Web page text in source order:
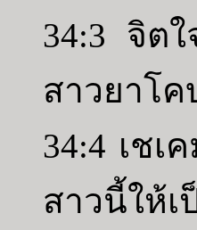
34:3 จิต
สาวยาโค
34:4 เช
สาวนี้ให้เ